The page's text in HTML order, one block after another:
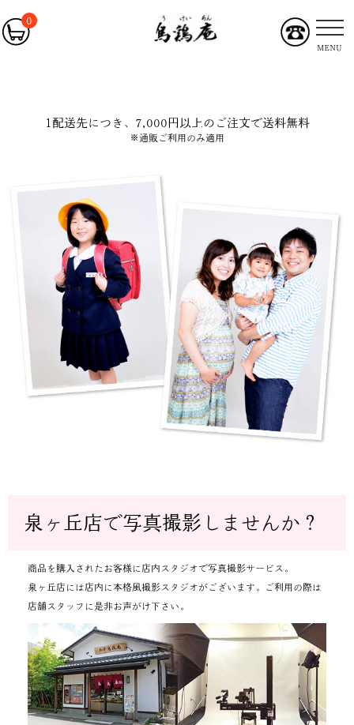
0
MENU
1配送先につき、7,000円以上のご注文で送料無料
※通販ご利用のみ適用
泉ヶ丘店で写真撮影しませんか？
商品を購入されたお客様に店内スタジオで写真撮影サービス。
泉ヶ丘店には店内に本格風撮影スタジオがございます。ご利用の際は
店舗スタッフに是非お声がけ下さい。